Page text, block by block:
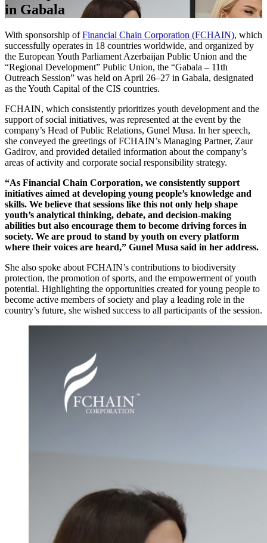
in Gabala
With sponsorship ofFinancial Chain Corporation (FCHAIN), which
successfully operates in 18 countries worldwide, and organized by
the European Youth Parliament Azerbaijan Public Union and the
“Regional Development” Public Union, the “Gabala – 11th
Outreach Session” was held on April 26–27 in Gabala, designated
as the Youth Capital of the CIS countries.
FCHAIN, which consistently prioritizes youth development and the
support of social initiatives, was represented at the event by the
company’s Head of Public Relations, Gunel Musa. In her speech,
she conveyed the greetings of FCHAIN’s Managing Partner, Zaur
Gadirov, and provided detailed information about the company’s
areas of activity and corporate social responsibility strategy.
“As Financial Chain Corporation, we consistently support
initiatives aimed at developing young people’s knowledge and
skills. We believe that sessions like this not only help shape
youth’s analytical thinking, debate, and decision-making
abilities but also encourage them to become driving forces in
society. We are proud to stand by youth on every platform
where their voices are heard,” Gunel Musa said in her address.
She also spoke about FCHAIN’s contributions to biodiversity
protection, the promotion of sports, and the empowerment of youth
potential. Highlighting the opportunities created for young people to
become active members of society and play a leading role in the
country’s future, she wished success to all participants of the session.